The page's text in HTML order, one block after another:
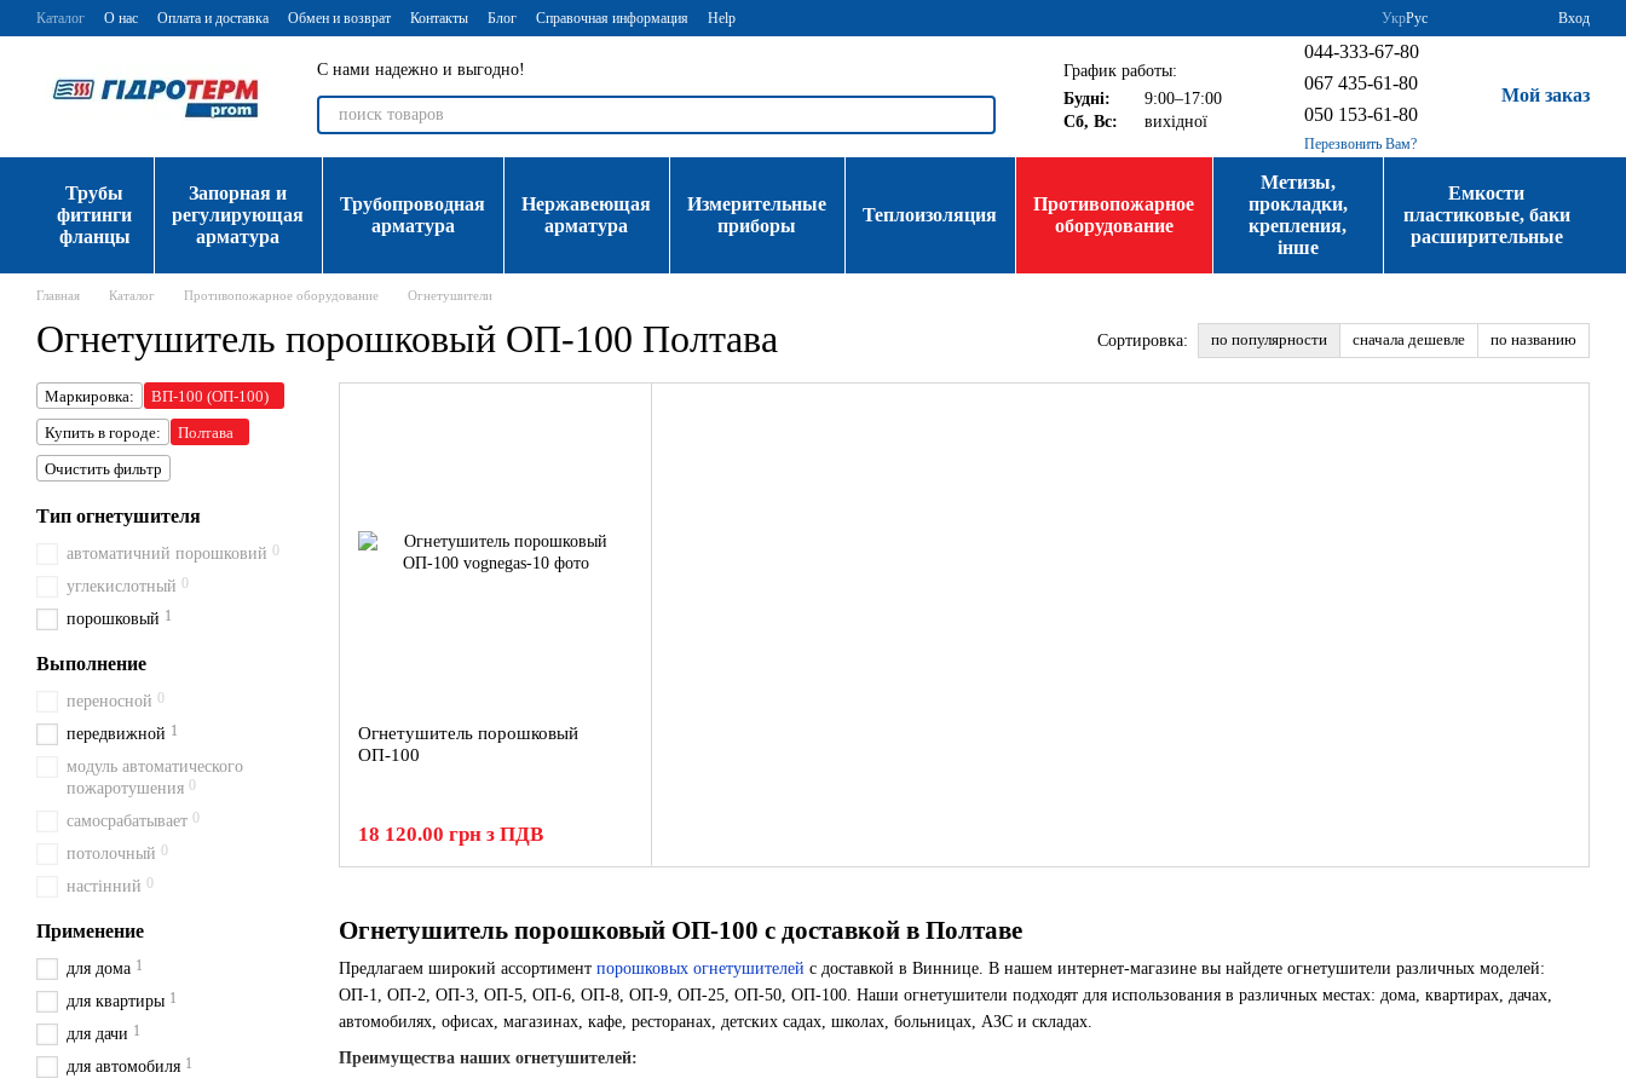
Перейти к основному контенту
Каталог О нас Оплата и доставка Обмен и возврат Контакты Блог Справочная информация Help УкрРус Вход
С нами надежно и выгодно!
График работы:
Будні:
9:00–17:00
Сб, Вс:
вихідної
044-333-67-80
067 435-61-80
050 153-61-80
Перезвонить Вам?
Мой заказ
Трубы
фитинги
фланцы
Запорная и
регулирующая
арматура
Трубопроводная
арматура
Нержавеющая
арматура
Измерительные
приборы
Теплоизоляция
Противопожарное
оборудование
Метизы,
прокладки,
крепления,
інше
Емкости
пластиковые, баки
расширительные
Главная Каталог Противопожарное оборудование Огнетушители
Огнетушитель порошковый ОП-100 Полтава Сортировка: по популярности сначала дешевле по названию
Огнетушитель порошковый ОП-100 с доставкой в Полтаве
Предлагаем широкий ассортимент порошковых огнетушителей с доставкой в Виннице. В нашем интернет-магазине вы найдете огнетушители различных моделей:
ОП-1, ОП-2, ОП-3, ОП-5, ОП-6, ОП-8, ОП-9, ОП-25, ОП-50, ОП-100. Наши огнетушители подходят для использования в различных местах: дома, квартирах, дачах,
автомобилях, офисах, магазинах, кафе, ресторанах, детских садах, школах, больницах, АЗС и складах.
Преимущества наших огнетушителей:
Огнетушитель порошковый
ОП-100
18 120.00 грн з ПДВ
Маркировка:
ВП-100 (ОП-100)
Купить в городе:
Полтава
Очистить фильтр
Тип огнетушителя
автоматичний порошковий 0
углекислотный 0
порошковый 1
Выполнение
переносной 0
передвижной 1
модуль автоматического
пожаротушения 0
самосрабатывает 0
потолочный 0
настінний 0
Применение
для дома 1
для квартиры 1
для дачи 1
для автомобиля 1